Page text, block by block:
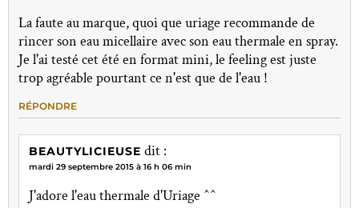
La faute au marque, quoi que uriage recommande de
rincer son eau micellaire avec son eau thermale en spray.
Je l'ai testé cet été en format mini, le feeling est juste
trop agréable pourtant ce n'est que de l'eau !
RÉPONDRE
BEAUTYLICIEUSE dit :
mardi 29 septembre 2015 à 16 h 06 min
J'adore l'eau thermale d'Uriage ^^